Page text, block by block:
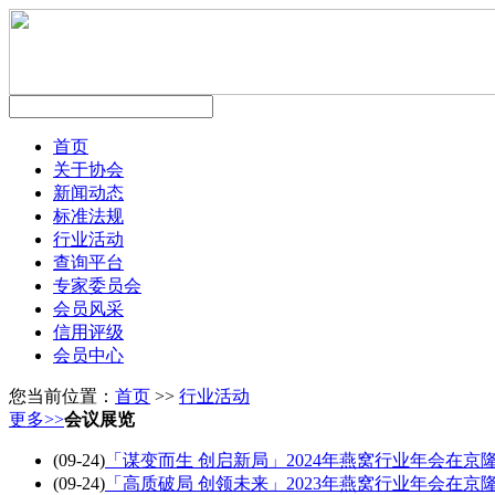
首页
关于协会
新闻动态
标准法规
行业活动
查询平台
专家委员会
会员风采
信用评级
会员中心
您当前位置： 首页 >> 行业活动
更多>>会议展览
(09-24) 「谋变而生 创启新局」2024年燕窝行业年会在京
(09-24) 「高质破局 创领未来」2023年燕窝行业年会在京